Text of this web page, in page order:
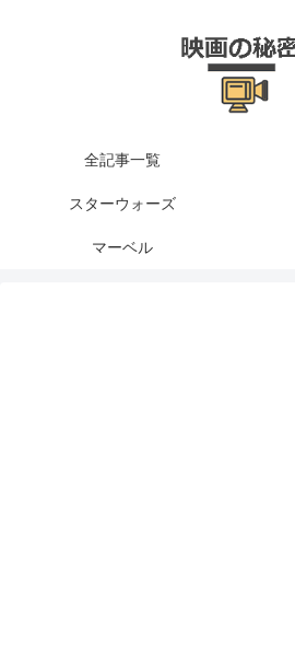
全記事一覧
スターウォーズ
マーベル